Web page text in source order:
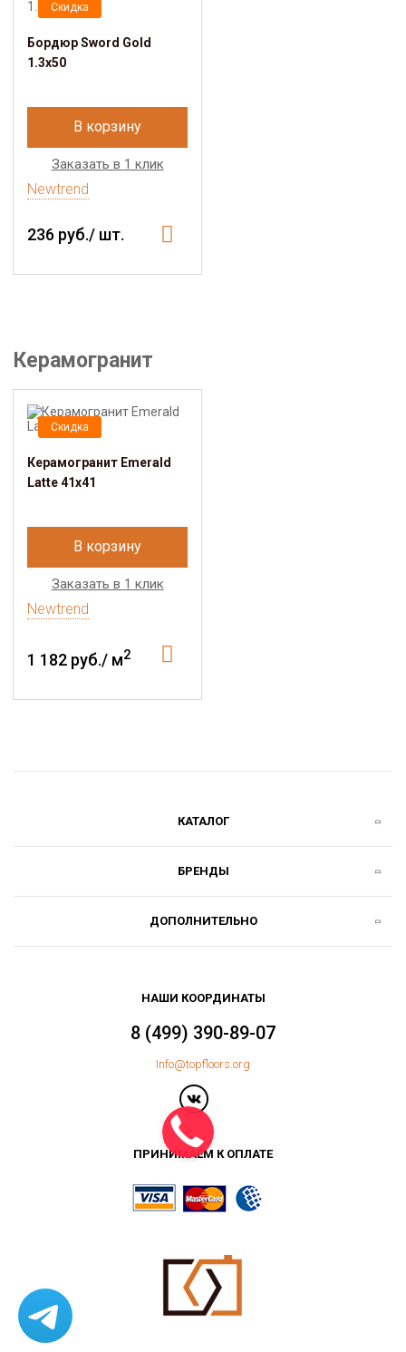
Скидка
Бордюр Sword Gold
1.3х50
В корзину
Заказать в 1 клик
Newtrend
236 руб./ шт.
Керамогранит
Скидка
Керамогранит Emerald
Latte 41х41
В корзину
Заказать в 1 клик
Newtrend
1 182 руб./ м2
КАТАЛОГ
БРЕНДЫ
ДОПОЛНИТЕЛЬНО
НАШИ КООРДИНАТЫ
8 (499) 390-89-07
Info@topfloors.org
ПРИНИМАЕМ К ОПЛАТЕ